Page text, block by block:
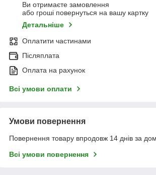
Ви отримаєте замовлення
або гроші повернуться на вашу картку
Детальніше
Оплатити частинами
Післяплата
Оплата на рахунок
Всі умови оплати
Умови повернення
Повернення товару впродовж 14 днів за
Всі умови повернення